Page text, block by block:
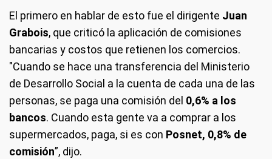
El primero en hablar de esto fue el dirigente Juan
Grabois, que criticó la aplicación de comisiones
bancarias y costos que retienen los comercios.
"Cuando se hace una transferencia del Ministerio
de Desarrollo Social a la cuenta de cada una de las
personas, se paga una comisión del 0,6% a los
bancos. Cuando esta gente va a comprar a los
supermercados, paga, si es con Posnet, 0,8% de
comisión”, dijo.